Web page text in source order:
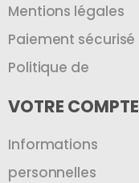
Mentions légales
Paiement sécurisé
Politique de
VOTRE COMPTE
Informations
personnelles